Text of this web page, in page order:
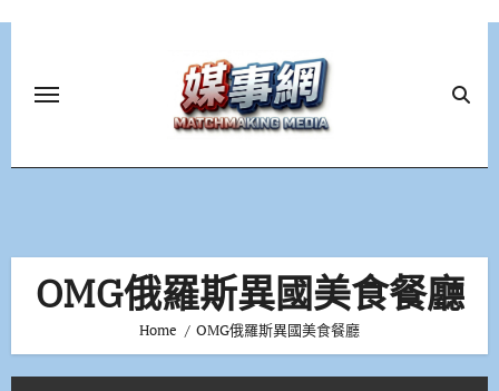
OMG俄羅斯異國美食餐廳
Home OMG俄羅斯異國美食餐廳